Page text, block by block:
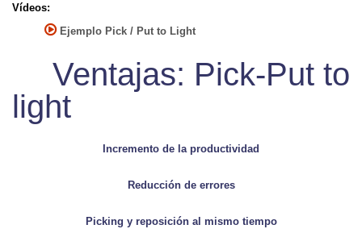
Vídeos:
Ejemplo Pick / Put to Light
Ventajas: Pick-Put to
light
Incremento de la productividad
Reducción de errores
Picking y reposición al mismo tiempo